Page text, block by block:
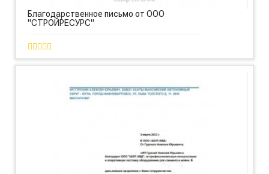
Благодарственное письмо от ООО
"СТРОЙРЕСУРС"